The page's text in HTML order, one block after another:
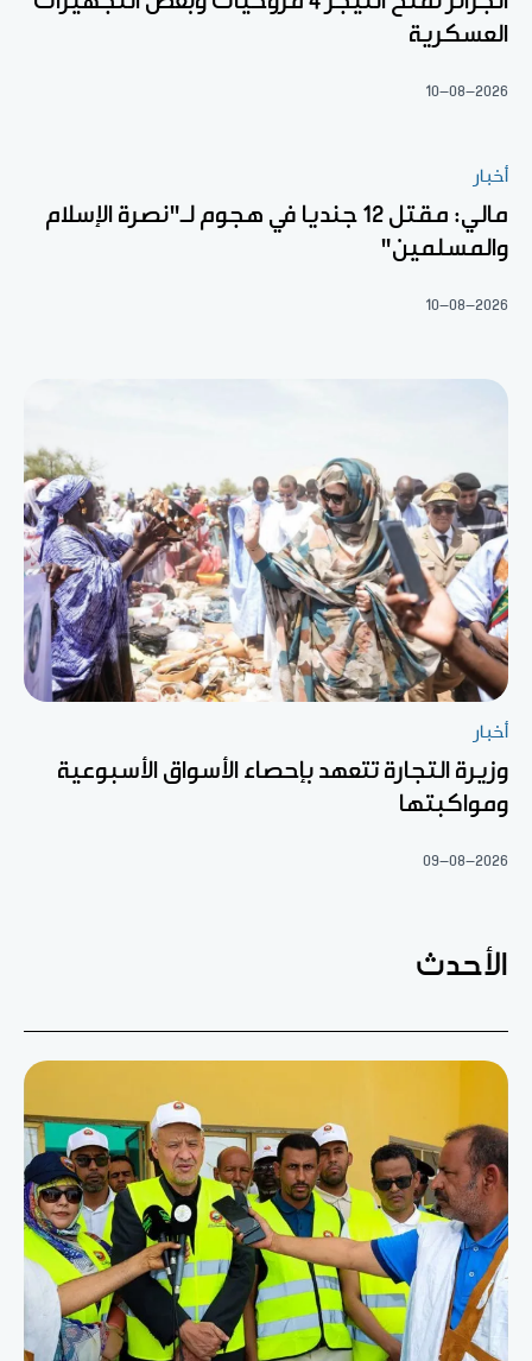
العسكرية
10-08-2026
أخبار
مالي: مقتل 12 جنديا في هجوم لـ"نصرة الإسلام
والمسلمين"
10-08-2026
أخبار
وزيرة التجارة تتعهد بإحصاء الأسواق الأسبوعية
ومواكبتها
09-08-2026
الأحدث